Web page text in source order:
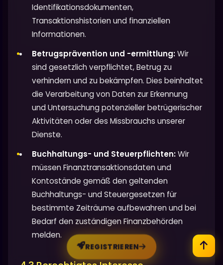
Identifikationsdokumenten,
Transaktionshistorien und finanziellen
Informationen.
Betrugsprävention und -ermittlung:Wir
sind gesetzlich verpflichtet, Betrug zu
verhindern und zu bekämpfen. Dies beinhaltet
die Verarbeitung von Daten zur Erkennung
und Untersuchung potenzieller betrügerischer
Aktivitäten oder des Missbrauchs unserer
Dienste.
Buchhaltungs- und Steuerpflichten:Wir
müssen Finanztransaktionsdaten und
Kontostände gemäß den geltenden
Buchhaltungs- und Steuergesetzen für
bestimmte Zeiträume aufbewahren und bei
Bedarf den zuständigen Finanzbehörden
melden.
REGISTRIEREN